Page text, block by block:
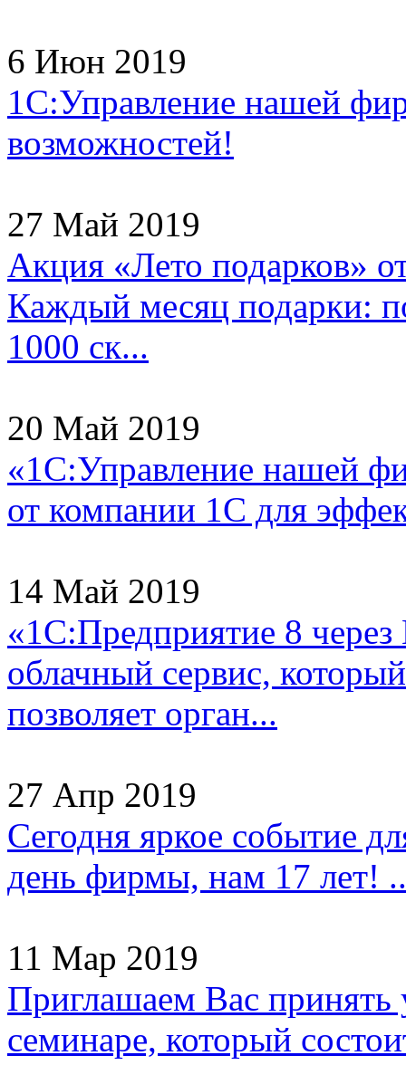
6 Июн 2019
1С:Управление нашей
возможностей!
27 Май 2019
Акция «Лето подарков»
Каждый месяц подарки:
1000 ск...
20 Май 2019
«1С:Управление нашей
от компании 1С для
14 Май 2019
«1С:Предприятие 8
облачный сервис, который
позволяет орган...
27 Апр 2019
Сегодня яркое событие
день фирмы, нам 17 лет!
11 Мар 2019
Приглашаем Вас принять
семинаре, который